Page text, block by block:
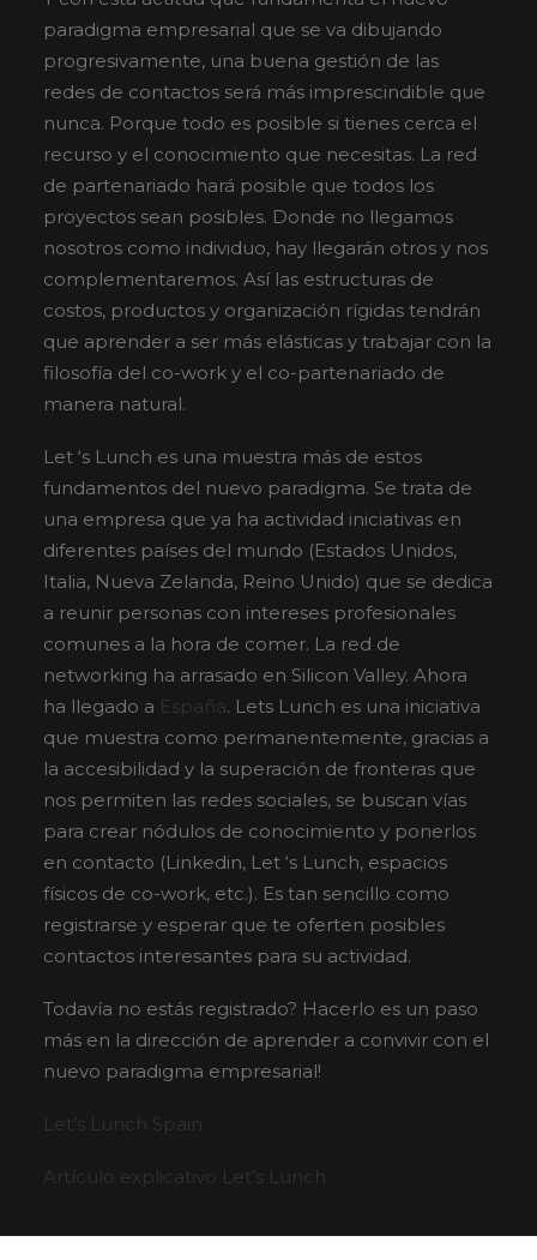
paradigma empresarial que se va dibujando
progresivamente, una buena gestión de las
redes de contactos será más imprescindible que
nunca. Porque todo es posible si tienes cerca el
recurso y el conocimiento que necesitas. La red
de partenariado hará posible que todos los
proyectos sean posibles. Donde no llegamos
nosotros como individuo, hay llegarán otros y nos
complementaremos. Así las estructuras de
costos, productos y organización rígidas tendrán
que aprender a ser más elásticas y trabajar con la
filosofía del co-work y el co-partenariado de
manera natural.
Let ‘s Lunch es una muestra más de estos
fundamentos del nuevo paradigma. Se trata de
una empresa que ya ha actividad iniciativas en
diferentes países del mundo (Estados Unidos,
Italia, Nueva Zelanda, Reino Unido) que se dedica
a reunir personas con intereses profesionales
comunes a la hora de comer. La red de
networking ha arrasado en Silicon Valley. Ahora
ha llegado a España. Lets Lunch es una iniciativa
que muestra como permanentemente, gracias a
la accesibilidad y la superación de fronteras que
nos permiten las redes sociales, se buscan vías
para crear nódulos de conocimiento y ponerlos
en contacto (Linkedin, Let ‘s Lunch, espacios
físicos de co-work, etc.). Es tan sencillo como
registrarse y esperar que te oferten posibles
contactos interesantes para su actividad.
Todavía no estás registrado? Hacerlo es un paso
más en la dirección de aprender a convivir con el
nuevo paradigma empresarial!
Let’s Lunch Spain
Artículo explicativo Let’s Lunch